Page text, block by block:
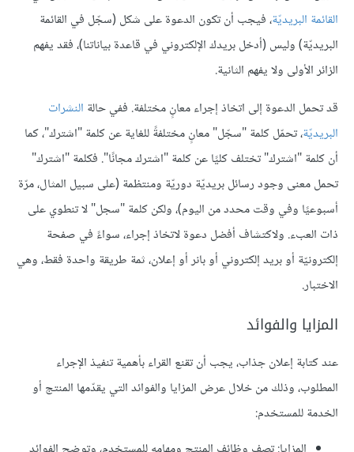
القائمة البريديّة، فيجب أن تكون الدعوة على شكل (سجّل في القائمة
البريديّة) وليس (أدخل بريدك الإلكتروني في قاعدة بياناتنا)، فقد يفهم
الزائر الأولى ولا يفهم الثانية.
قد تحمل الدعوة إلى اتخاذ إجراء معانٍ مختلفة. ففي حالة النشرات
البريديّة، تحمّل كلمة "سجّل" معانٍ مختلفةً للغاية عن كلمة "اشترك"، كما
أن كلمة "اشترك" تختلف كليًا عن كلمة "اشترك مجانًا". فكلمة "اشترك"
تحمل معنى وجود رسائل بريديّة دوريّة ومنتظمة (على سبيل المثال، مرّة
أسبوعيًا وفي وقت محدد من اليوم)، ولكن كلمة "سجل" لا تنطوي على
ذات العبء. ولاكتشاف أفضل دعوة لاتخاذ إجراء، سواءً في صفحة
إلكترونيّة أو بريد إلكتروني أو بانر أو إعلان، ثمة طريقة واحدة فقط، وهي
الاختبار.
المزايا والفوائد
عند كتابة إعلان جذاب، يجب أن تقنع القراء بأهمية تنفيذ الإجراء
المطلوب، وذلك من خلال عرض المزايا والفوائد التي يقدّمها المنتج أو
الخدمة للمستخدم: